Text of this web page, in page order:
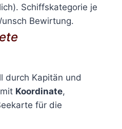
Schiffskategorie je
Bewirtung.
durch Kapitän und
Koordinate,
für die